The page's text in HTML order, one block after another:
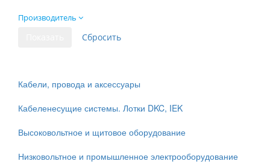
Производитель
Кабели, провода и аксессуары
Кабеленесущие системы. Лотки DKC, IEK
Высоковольтное и щитовое оборудование
Низковольтное и промышленное электрооборудование